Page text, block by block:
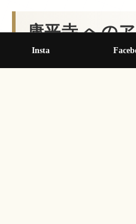
康平寺 への
Insta